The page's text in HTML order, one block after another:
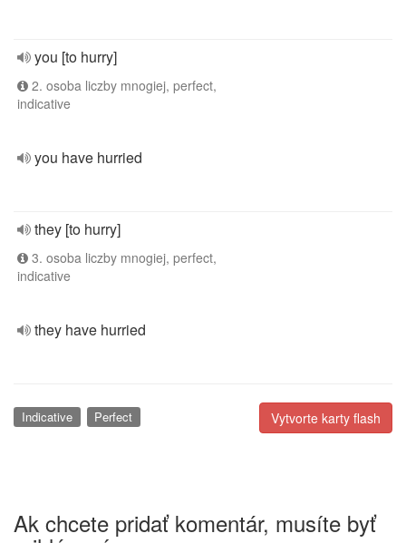
you [to hurry]
2. osoba liczby mnogiej, perfect,
indicative
you have hurried
they [to hurry]
3. osoba liczby mnogiej, perfect,
indicative
they have hurried
Vytvorte karty flash
Indicative Perfect
Ak chcete pridať komentár, musíte byť